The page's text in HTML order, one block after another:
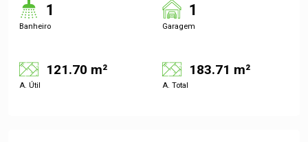
1
Banheiro
1
Garagem
121.70 m²
A. Útil
183.71 m²
A. Total